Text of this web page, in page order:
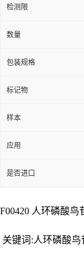
检测限
数量
包装规格
标记物
样本
应用
是否进口
F00420 人环磷酸鸟
关键词:人环磷酸鸟